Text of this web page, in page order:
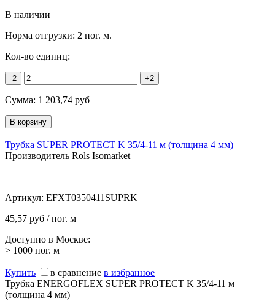
В наличии
Норма отгрузки: 2 пог. м.
Кол-во единиц:
-2 +2
Сумма: 1 203,74 руб
Трубка SUPER PROTECT K 35/4-11 м (толщина 4 мм)
Производитель Rols Isomarket
Артикул: EFXT0350411SUPRK
45,57 руб / пог. м
Доступно в Москве:
> 1000 пог. м
Купить в сравнение в избранное
Трубка ENERGOFLEX SUPER PROTECT K 35/4-11 м
(толщина 4 мм)